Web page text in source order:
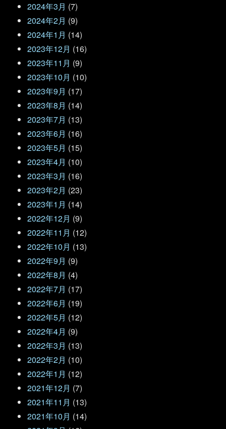
2024年3月 (7)
2024年2月 (9)
2024年1月 (14)
2023年12月 (16)
2023年11月 (9)
2023年10月 (10)
2023年9月 (17)
2023年8月 (14)
2023年7月 (13)
2023年6月 (16)
2023年5月 (15)
2023年4月 (10)
2023年3月 (16)
2023年2月 (23)
2023年1月 (14)
2022年12月 (9)
2022年11月 (12)
2022年10月 (13)
2022年9月 (9)
2022年8月 (4)
2022年7月 (17)
2022年6月 (19)
2022年5月 (12)
2022年4月 (9)
2022年3月 (13)
2022年2月 (10)
2022年1月 (12)
2021年12月 (7)
2021年11月 (13)
2021年10月 (14)